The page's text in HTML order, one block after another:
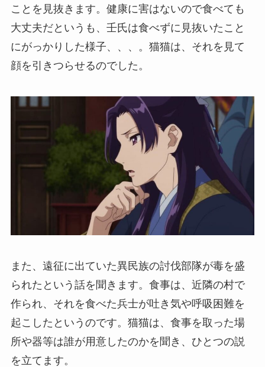
ことを見抜きます。健康に害はないので食べても
大丈夫だというも、壬氏は食べずに見抜いたこと
にがっかりした様子、、、。猫猫は、それを見て
顔を引きつらせるのでした。
また、遠征に出ていた異民族の討伐部隊が毒を盛
られたという話を聞きます。食事は、近隣の村で
作られ、それを食べた兵士が吐き気や呼吸困難を
起こしたというのです。猫猫は、食事を取った場
所や器等は誰が用意したのかを聞き、ひとつの説
を立てます。